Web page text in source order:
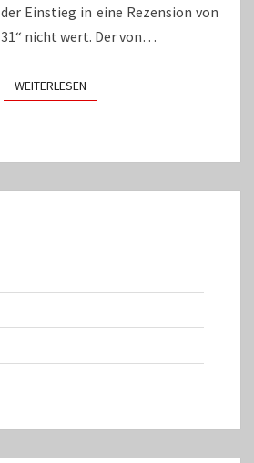
Einstieg in eine Rezension von
nicht wert. Der von…
WEITERLESENWEITERLESEN